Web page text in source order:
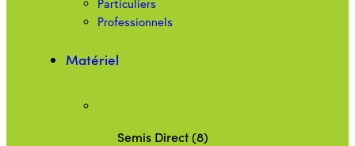
Particuliers
Professionnels
Matériel
Semis Direct (8)